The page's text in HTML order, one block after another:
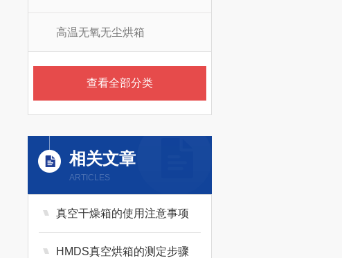
高温无氧无尘烘箱
查看全部分类
相关文章
ARTICLES
真空干燥箱的使用注意事项
HMDS真空烘箱的测定步骤